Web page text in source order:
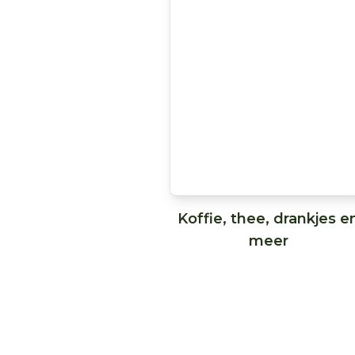
Koffie, thee, drankjes
meer